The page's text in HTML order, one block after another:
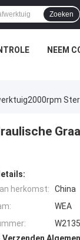
Zoeken
NEEM
herkomst:
China
WEA
W2135